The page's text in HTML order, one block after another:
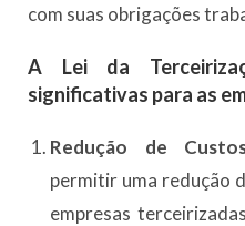
com suas obrigações
A Lei da
significativas para as
Redução de
permitir uma redução
empresas